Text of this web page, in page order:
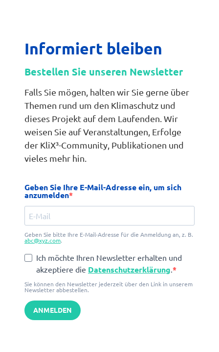
Informiert bleiben
Bestellen Sie unseren Newsletter
Falls Sie mögen, halten wir Sie gerne über
Themen rund um den Klimaschutz und
dieses Projekt auf dem Laufenden. Wir
weisen Sie auf Veranstaltungen, Erfolge
der KliX³-Community, Publikationen und
vieles mehr hin.
Geben Sie Ihre E-Mail-Adresse ein, um sich
anzumelden
Geben Sie bitte Ihre E-Mail-Adresse für die Anmeldung an, z. B.
abc@xyz.com.
Ich möchte Ihren Newsletter erhalten und
akzeptiere die Datenschutzerklärung
Sie können den Newsletter jederzeit über den Link in unserem
Newsletter abbestellen.
ANMELDEN